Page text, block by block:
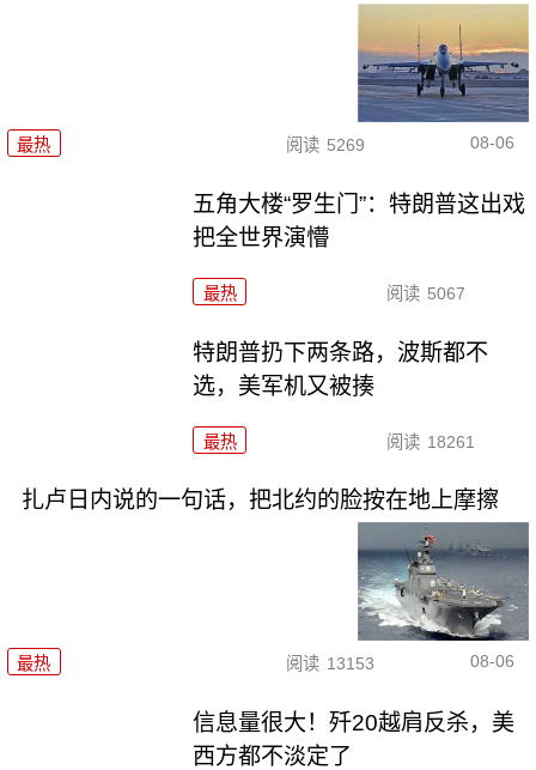
最热 阅读 5269 08-06
五角大楼“罗生门”：特朗普这出戏
把全世界演懵
最热 阅读 5067
特朗普扔下两条路，波斯都不
选，美军机又被揍
最热 阅读 18261
扎卢日内说的一句话，把北约的脸按在地上摩擦
最热 阅读 13153 08-06
信息量很大！歼20越肩反杀，美
西方都不淡定了